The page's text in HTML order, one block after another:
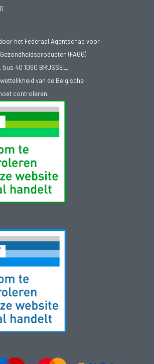
het Federaal Agentschap voor
(FAGG)
40 1060 BRUSSEL,
van de Belgische
controleren.